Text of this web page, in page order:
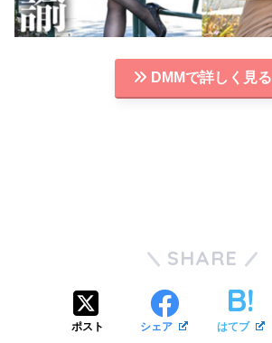
DMMで詳しく見る
SHARE
ポスト シェア はてブ